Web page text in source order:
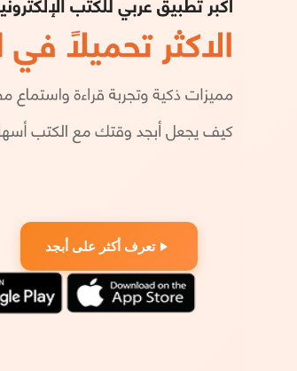
تعرف أكثر على أبجد